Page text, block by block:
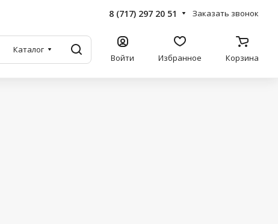
8 (717) 297 20 51 Заказать звонок
Каталог
Войти Избранное Корзина